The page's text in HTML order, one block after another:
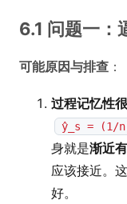
6.1 问题一：
可能原因与排查 ：
过程记忆性
ŷ_s = (1/
身就是渐近
应该接近。
好。